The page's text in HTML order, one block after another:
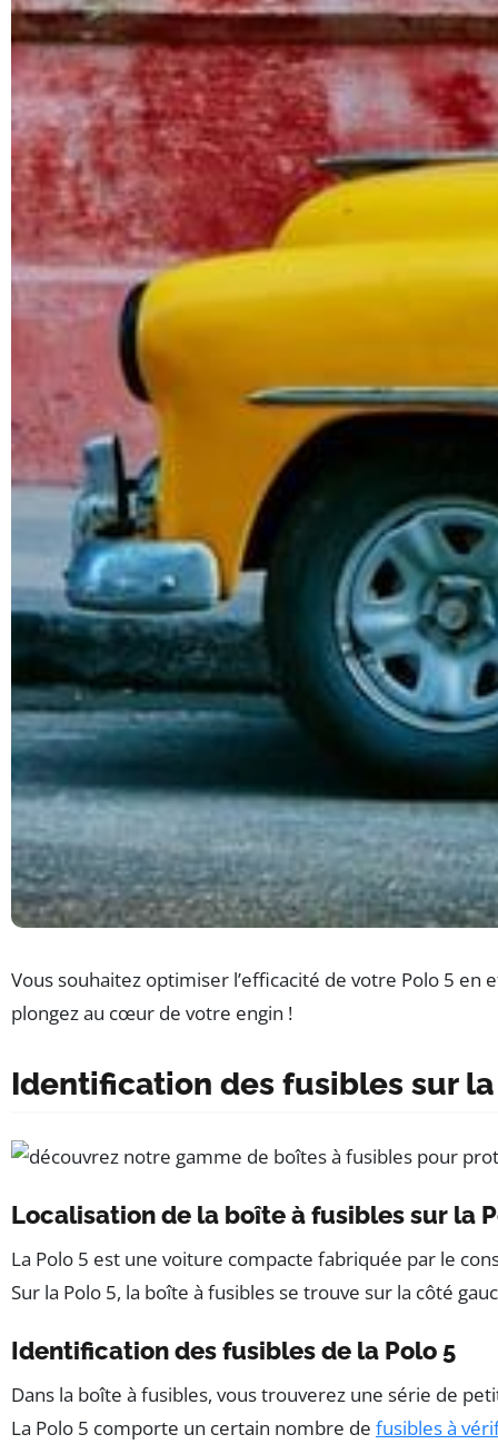
Vous souhaitez optimiser l’efficacité de votre Polo 5
plongez au cœur de votre engin !
Identification des fusibles sur la
Localisation de la boîte à fusibles sur la
La Polo 5 est une voiture compacte fabriquée par le
Sur la Polo 5, la boîte à fusibles se trouve sur la côté
Identification des fusibles de la Polo 5
Dans la boîte à fusibles, vous trouverez une série de
La Polo 5 comporte un certain nombre de fusibles à